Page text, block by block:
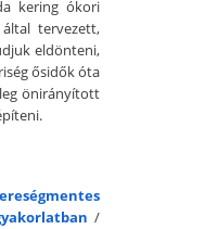
kering ókori
tervezett,
eldönteni,
ősidők óta
önirányított
/